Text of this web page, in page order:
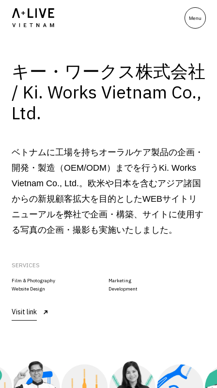
キー・ワークス株式会社
/ Ki. Works Vietnam Co.,
Ltd.
ベトナムに工場を持ちオーラルケア製品の企画・
開発・製造（OEM/ODM）までを行うKi. Works
Vietnam Co., Ltd.。欧米や日本を含むアジア諸国
からの新規顧客拡大を目的としたWEBサイトリ
ニューアルを弊社で企画・構築、サイトに使用す
る写真の企画・撮影も実施いたしました。
SERVICES
Film & Photography
Marketing
Website Design
Development
Visit link